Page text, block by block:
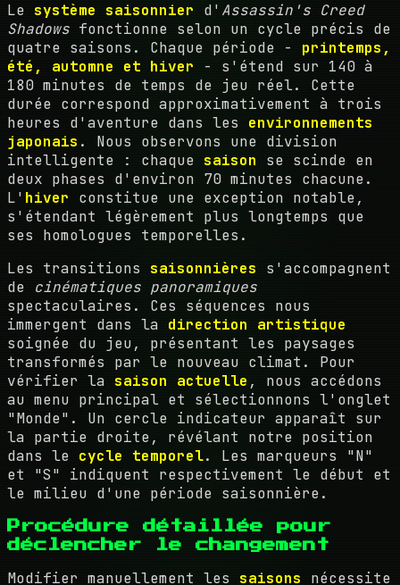
Le système saisonnier d' Assassin's Creed
Shadows fonctionne selon un cycle précis de
quatre saisons. Chaque période - printemps,
été, automne et hiver - s'étend sur 140 à
180 minutes de temps de jeu réel. Cette
durée correspond approximativement à trois
heures d'aventure dans les environnements
japonais . Nous observons une division
intelligente : chaque saison se scinde en
deux phases d'environ 70 minutes chacune.
L' hiver constitue une exception notable,
s'étendant légèrement plus longtemps que
ses homologues temporelles.
Les transitions saisonnières s'accompagnent
de cinématiques panoramiques
spectaculaires. Ces séquences nous
immergent dans la direction artistique
soignée du jeu, présentant les paysages
transformés par le nouveau climat. Pour
vérifier la saison actuelle , nous accédons
au menu principal et sélectionnons l'onglet
"Monde". Un cercle indicateur apparaît sur
la partie droite, révélant notre position
dans le cycle temporel. Les marqueurs "N"
et "S" indiquent respectivement le début et
le milieu d'une période saisonnière.
Procédure détaillée pour
déclencher le changement
Modifier manuellement les saisons nécessite